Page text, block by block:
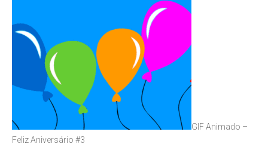
GIF Animado –
Feliz Aniversário #3